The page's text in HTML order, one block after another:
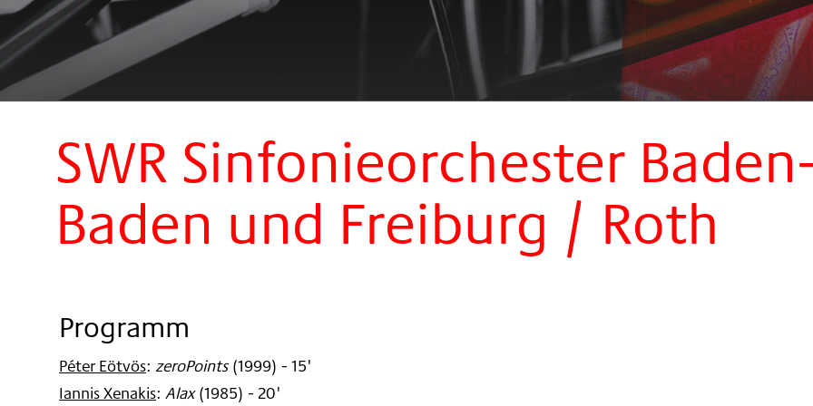
SWR Sinfonieorchester
Baden und Freiburg / Roth
Programm
Péter Eötvös: zeroPoints (1999) - 15'
Iannis Xenakis: Alax (1985) - 20'